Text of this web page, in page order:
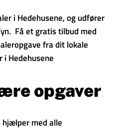
i Hedehusene, og udfører
Få et gratis tilbud med
fra dit lokale
Hedehusene
opgaver
hjælper med alle